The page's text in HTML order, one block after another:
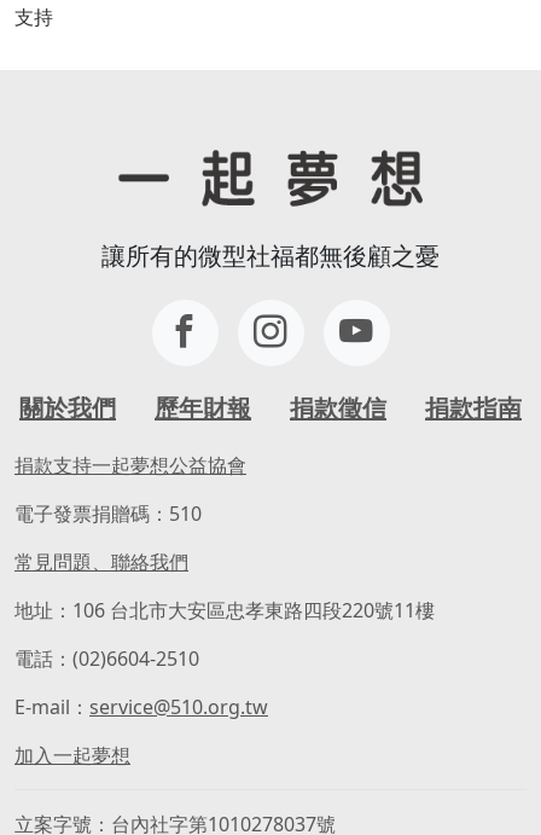
支持
讓所有的微型社福都無後顧之憂
關於我們 歷年財報 捐款徵信 捐款指南
捐款支持一起夢想公益協會
電子發票捐贈碼：510
常見問題、聯絡我們
地址：106 台北市大安區忠孝東路四段220號11樓
電話：(02)6604-2510
E-mail： service@510.org.tw
加入一起夢想
立案字號 台內社字第1010278037號